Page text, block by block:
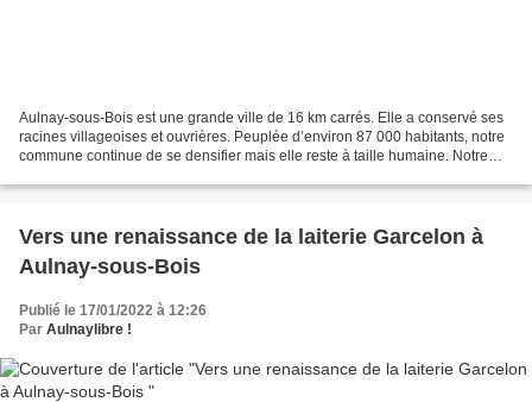
Aulnay-sous-Bois est une grande ville de 16 km carrés. Elle a conservé ses
racines villageoises et ouvrières. Peuplée d’environ 87 000 habitants, notre
commune continue de se densifier mais elle reste à taille humaine. Notre
Vers une renaissance de la laiterie Garcelon à
Aulnay-sous-Bois
Publié le 17/01/2022 à 12:26
Par Aulnaylibre !